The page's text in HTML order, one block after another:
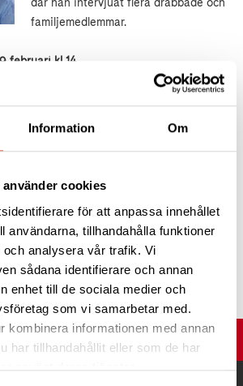
Information Om
cookies
för att anpassa innehållet
användarna, tillhandahålla funktioner
analysera vår trafik. Vi
sådana identifierare och annan
enhet till de sociala medier och
som vi samarbetar med.
kombinera informationen med annan
har tillhandahållit eller som de har
använt deras tjänster.
där han intervjuat flera drabbade och
familjemedlemmar.
februari kl 14
skriva ett mejl för att få länk till
kostnadsfri: